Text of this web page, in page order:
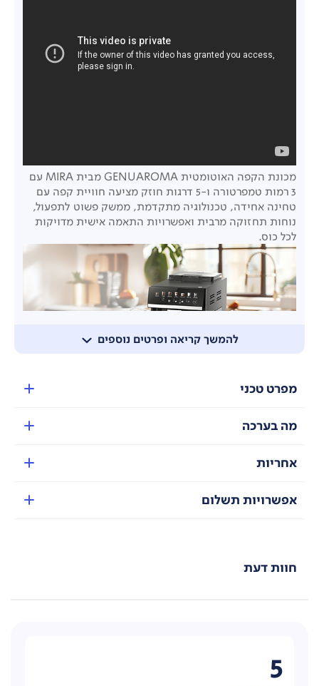
להמשך קריאה ופרטים נוספים
מכונת הקפה האוטומטית GENUAROMA מבית MIRA עם
3 רמות טמפרטורה ו-5 דרגות חוזק
מציעה חוויית קפה עם
טחינה אחידה, טכנולוגיה מתקדמת, ממשק פשוט לתפעול,
נוחות תחזוקה מרבית ואפשרויות התאמה אישית מדויקות
לכל כוס.
השומרת על טחינת פולי קפה אחידה ושקטה.
מערכת הבקרה המדויקת שולטת במים, בלחץ ובטמפרטורה
מפרט טכני
מה בערכה
אחריות
אפשרויות תשלום
חוות דעת
5